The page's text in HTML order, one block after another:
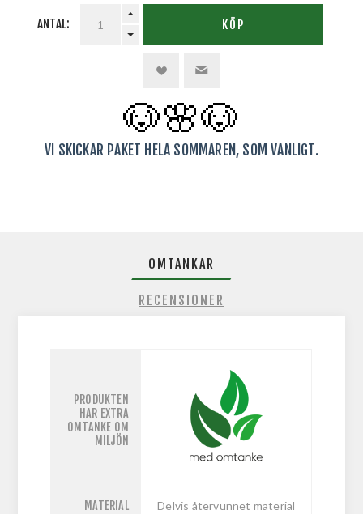
ANTAL: KÖP
🐶🌸🐶
VI SKICKAR PAKET HELA SOMMAREN, SOM VANLIGT.
OMTANKAR
RECENSIONER
PRODUKTEN
HAR EXTRA
OMTANKE OM
MILJÖN
MATERIAL Delvis återvunnet material